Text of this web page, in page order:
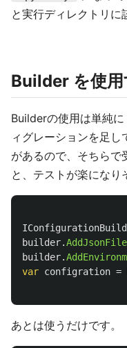
と実行ディレクトリに
Builder を使用
Builderの使用は単純
ィグレーションを足
があるので、そちらで
と、テストが楽になり
builder.AddJsonFile
builder.
var configration =
あとは使うだけです。